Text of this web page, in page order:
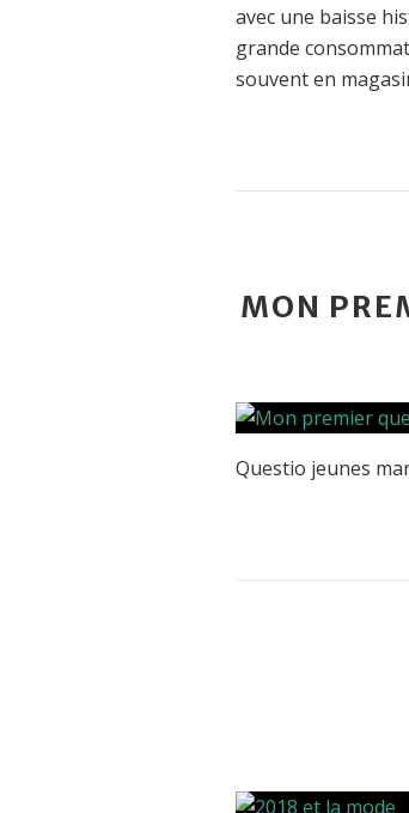
avec une baisse
grande
souvent en
MON
Questio jeunes